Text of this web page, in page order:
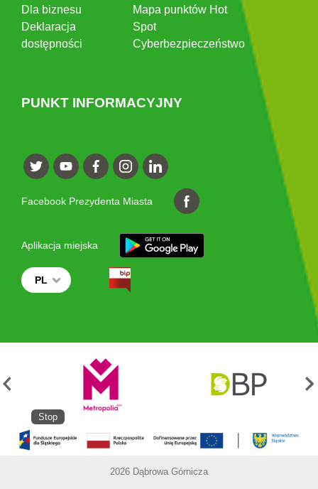
Dla biznesu
Deklaracja
dostępności
Mapa punktów Hot
Spot
Cyberbezpieczeństwo
PUNKT INFORMACYJNY
Facebook Prezydenta Miasta
Aplikacja miejska
PL
Stop
2026 Dąbrowa Górnicza